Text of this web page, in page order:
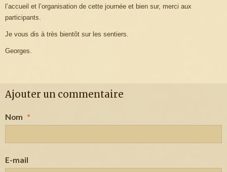
l’accueil et l’organisation de cette journée et bien sur, merci aux
participants.
Je vous dis à très bientôt sur les sentiers.
Georges.
Ajouter un commentaire
Nom
E-mail